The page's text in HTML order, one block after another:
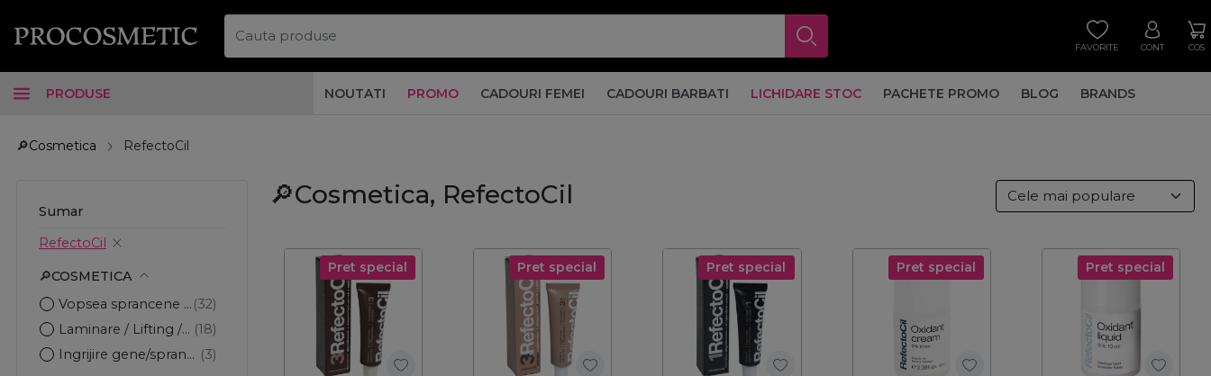
FAVORITE CONT COS
PRODUSE NOUTATI PROMO CADOURI FEMEI CADOURI BARBATI LICHIDARE STOC PACHETE PROMO BLOG BRANDS
🔎Cosmetica RefectoCil
Sumar
RefectoCil
🔎COSMETICA
Vopsea sprancene si gene
Laminare / Lifting / Permanent
Ingrijire gene/sprancene
🔎Cosmetica, RefectoCil
Pret special Pret special Pret special Pret special Pret special